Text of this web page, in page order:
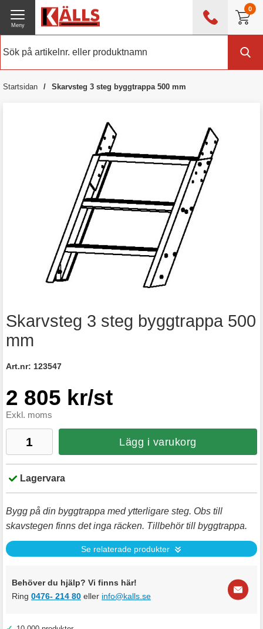
0
0476 - 214 80
Meny
Startsidan Skarvsteg 3 steg byggtrappa 500 mm
Skarvsteg 3 steg byggtrappa 500
mm
Art.nr: 123547
2 805 kr/st
Exkl. moms
Lägg i varukorg
Lagervara
Bygg på din byggtrappa med ytterligare steg. Obs till
skavstegen finns det inga räcken. Tillbehör till byggtrappa.
Se relaterade produkter
Behöver du hjälp? Vi finns här!
Ring 0476- 214 80 eller info@kalls.se